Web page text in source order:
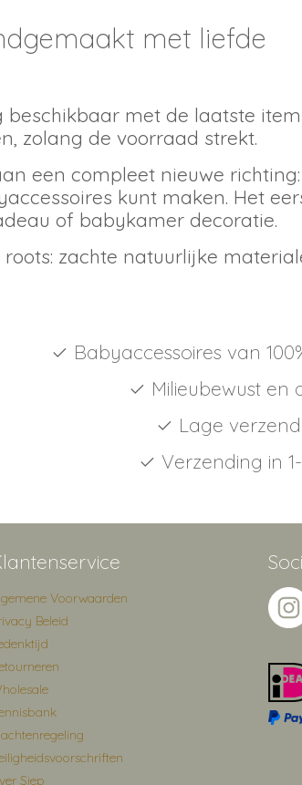
met liefde
met de laatste
zolang de voorraad strekt.
een compleet nieuwe
kunt maken. Het
of babykamer decoratie.
zachte natuurlijke
✓ Babyaccessoires van
✓ Milieubewust en
✓ Lage
✓ Verzending in
Voorwaarden
Beleid
Siep